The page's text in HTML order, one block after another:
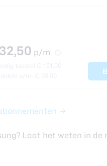
p/m
Laat het weten in de